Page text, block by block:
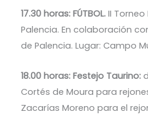
17.30 horas: FÚTBOL.II Torneo
Palencia. En colaboración
de Palencia. Lugar: Campo
18.00 horas: Festejo Taurino:
Cortés de Moura para
Zacarías Moreno para el